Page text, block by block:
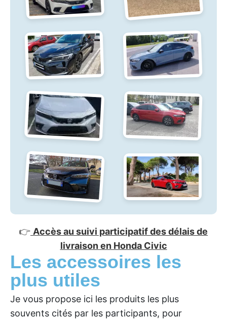
👉 Accès au suivi participatif des délais de
livraison en Honda Civic
Les accessoires les
plus utiles
Je vous propose ici les produits les plus
souvents cités par les participants, pour